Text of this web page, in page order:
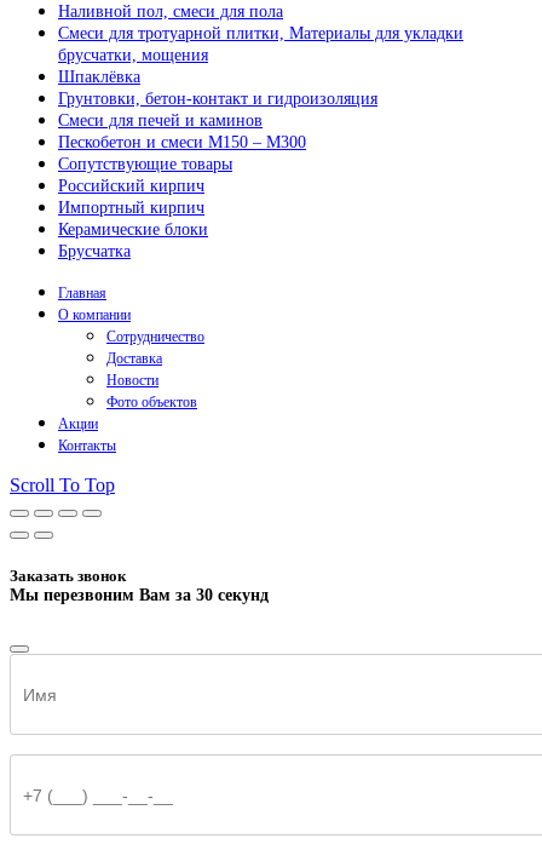
Наливной пол, смеси для пола
Смеси для тротуарной плитки, Материалы для укладки
брусчатки, мощения
Шпаклёвка
Грунтовки, бетон-контакт и гидроизоляция
Смеси для печей и каминов
Пескобетон и смеси М150 – М300
Сопутствующие товары
Российский кирпич
Импортный кирпич
Керамические блоки
Брусчатка
Главная
О компании
Сотрудничество
Доставка
Новости
Фото объектов
Акции
Контакты
Scroll To Top
Заказать звонок
Мы перезвоним Вам за 30 секунд